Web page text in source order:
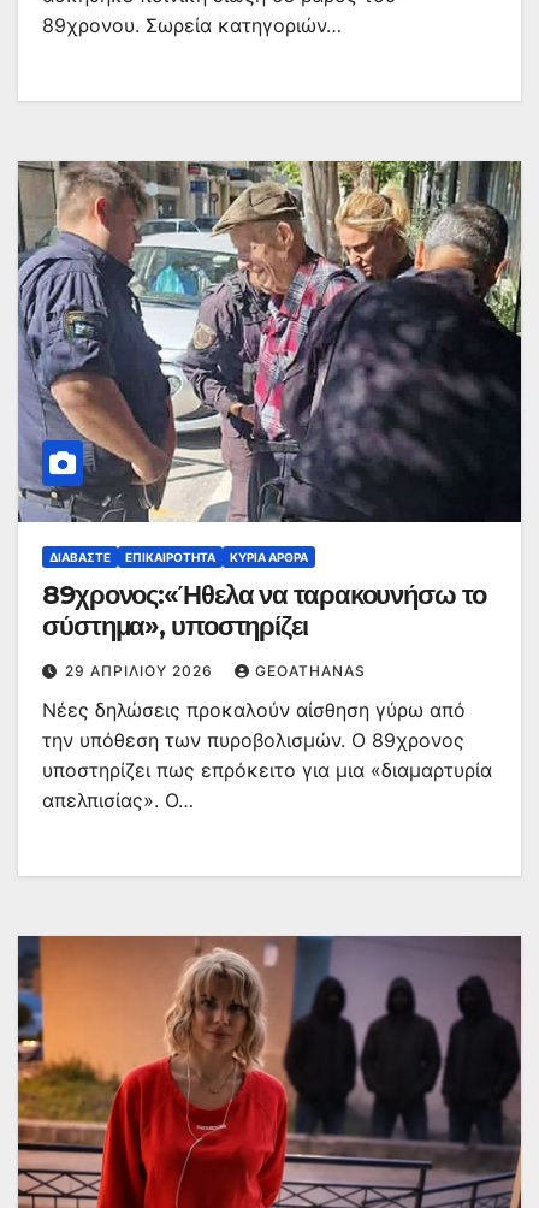
89χρονου. Σωρεία κατηγοριών…
ΔΙΑΒΆΣΤΕ ΕΠΙΚΑΙΡΌΤΗΤΑ ΚΥΡΙΑ ΑΡΘΡΑ
89χρονος:«Ήθελα να ταρακουνήσω το
σύστημα», υποστηρίζει
29 ΑΠΡΙΛΊΟΥ 2026 GEOATHANAS
Νέες δηλώσεις προκαλούν αίσθηση γύρω από
την υπόθεση των πυροβολισμών. Ο 89χρονος
υποστηρίζει πως επρόκειτο για μια «διαμαρτυρία
απελπισίας». Ο…